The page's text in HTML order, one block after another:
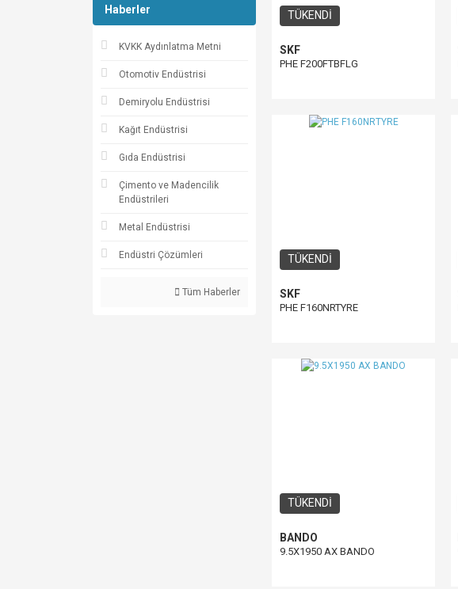
Haberler
KVKK Aydınlatma Metni
Otomotiv Endüstrisi
Demiryolu Endüstrisi
Kağıt Endüstrisi
Gıda Endüstrisi
Çimento ve Madencilik
Endüstrileri
Metal Endüstrisi
Endüstri Çözümleri
Tüm Haberler
TÜKENDİ
SKF
PHE F200FTBFLG
TÜKENDİ
SKF
PHE F160NRTYRE
TÜKENDİ
BANDO
9.5X1950 AX BANDO